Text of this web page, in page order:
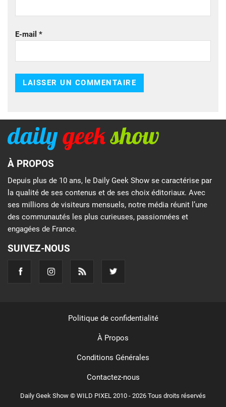
E-mail *
À PROPOS
Depuis plus de 10 ans, le Daily Geek Show se caractérise par
la qualité de ses contenus et de ses choix éditoriaux. Avec
ses millions de visiteurs mensuels, notre média réunit l’une
des communautés les plus curieuses, passionnées et
engagées de France.
SUIVEZ-NOUS
Daily Geek Show © WILD PIXEL 2010 - 2026 Tous droits réservés
Politique de confidentialité
À Propos
Conditions Générales
Contactez-nous